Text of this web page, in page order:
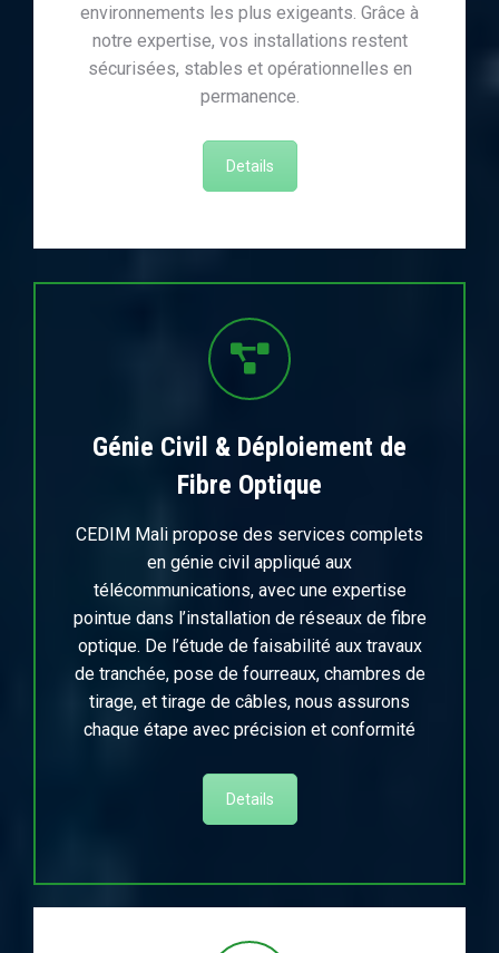
environnements les plus exigeants. Grâce à
notre expertise, vos installations restent
sécurisées, stables et opérationnelles en
permanence.
Details
Génie Civil & Déploiement de
Fibre Optique
CEDIM Mali propose des services complets
en génie civil appliqué aux
télécommunications, avec une expertise
pointue dans l’installation de réseaux de fibre
optique. De l’étude de faisabilité aux travaux
de tranchée, pose de fourreaux, chambres de
tirage, et tirage de câbles, nous assurons
chaque étape avec précision et conformité
Details